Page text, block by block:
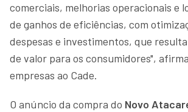
comerciais, melhorias operacionais e
de ganhos de eficiências, com
despesas e investimentos, que
de valor para os consumidores",
empresas ao Cade.
O anúncio da compra do Novo